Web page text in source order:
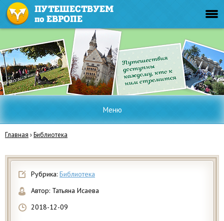
Меню
Главная ›Библиотека
Рубрика: Библиотека
Автор: Татьяна Исаева
2018-12-09